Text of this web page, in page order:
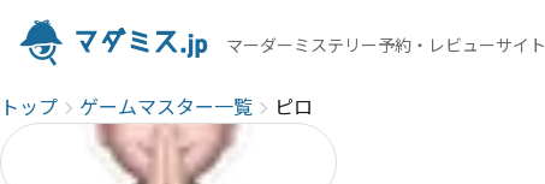
マーダーミステリー予約・レビューサイト
トップ ゲームマスター一覧 ピロ